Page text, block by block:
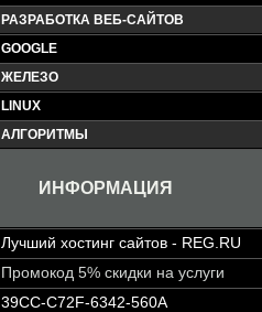
РАЗРАБОТКА ВЕБ-САЙТОВ
GOOGLE
ЖЕЛЕЗО
LINUX
АЛГОРИТМЫ
ИНФОРМАЦИЯ
Лучший хостинг сайтов - REG.RU
Промокод 5% скидки на услуги
39CC-C72F-6342-560A